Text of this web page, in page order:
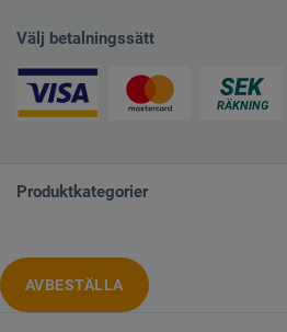
Välj betalningssätt
Produktkategorier
AVBESTÄLLA